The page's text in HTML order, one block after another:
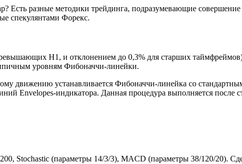
Есть разные методики трейдинга, подразумевающие
спекулянтами Форекс.
H1, и отклонением до 0,3% для старших
уровням Фибоначчи-линейки.
движению устанавливается Фибоначчи-линейка со
Envelopes-индикатора. Данная процедура выполняется после
Stochastic (параметры 14/3/3), MACD (параметры 38/120/20).